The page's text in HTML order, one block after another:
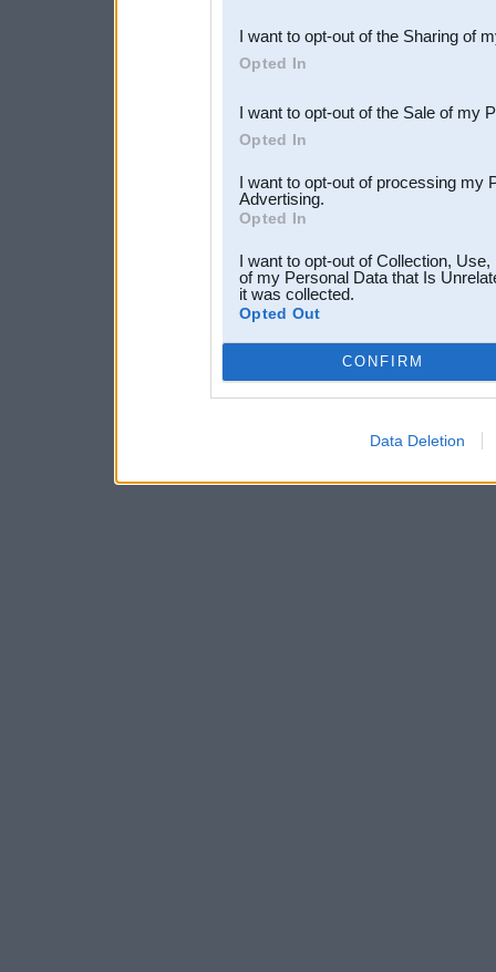
Downstream Participants
third parties.
I want to opt-out of the Sharing of
Opted In
I want to opt-out of the Sale of my
Opted In
I want to opt-out of processing my
Advertising.
Opted In
I want to opt-out of Collection,
of my Personal Data that Is
it was collected.
Opted Out
CONFIRM
Data Deletion